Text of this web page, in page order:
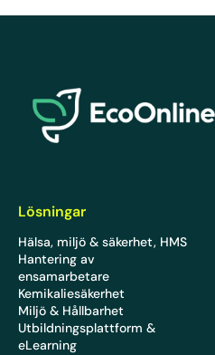
Lösningar
Hälsa, miljö & säkerhet, HMS
Hantering av
ensamarbetare
Kemikaliesäkerhet
Miljö & Hållbarhet
Utbildningsplattform &
eLearning